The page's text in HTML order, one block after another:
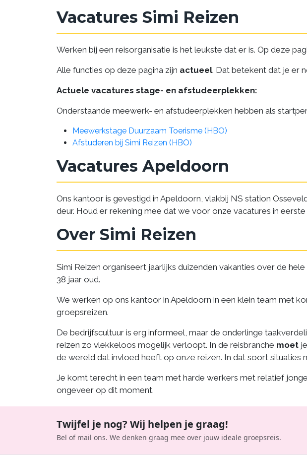
Vacatures Simi Reizen
Werken bij een reisorganisatie is het leukste dat er is. Op deze
Alle functies op deze pagina zijn actueel. Dat betekent dat je er
Actuele vacatures stage- en afstudeerplekken:
Onderstaande meewerk- en afstudeerplekken hebben als
Meewerkstage Duurzaam Toerisme (HBO)
Afstuderen bij Simi Reizen (HBO)
Vacatures Apeldoorn
Ons kantoor is gevestigd in Apeldoorn, vlakbij NS station
deur. Houd er rekening mee dat we voor onze vacatures in
Over Simi Reizen
Simi Reizen organiseert jaarlijks duizenden vakanties over de
38 jaar oud.
We werken op ons kantoor in Apeldoorn in een klein team met
groepsreizen.
De bedrijfscultuur is erg informeel, maar de onderlinge
reizen zo vlekkeloos mogelijk verloopt. In de reisbranche moet
de wereld dat invloed heeft op onze reizen. In dat soort situaties
Je komt terecht in een team met harde werkers met relatief
ongeveer op dit moment.
Twijfel je nog? Wij helpen je graag!
Bel of mail ons. We denken graag mee over jouw ideale groepsreis.